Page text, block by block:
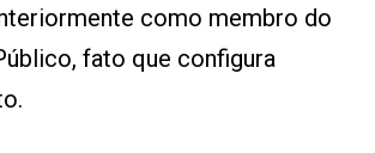
como membro do
fato que configura